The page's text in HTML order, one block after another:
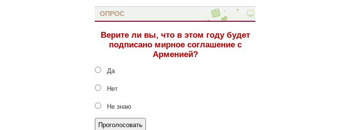
ОПРОС
Верите ли вы, что в этом году будет
подписано мирное соглашение с
Арменией?
Да
Нет
Не знаю